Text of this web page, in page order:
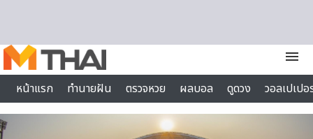
menu
หน้าแรก
ทำนายฝัน ตรวจหวย ผลบอล ดูดวง
วอลเปเป
ไลฟ์สไตล์